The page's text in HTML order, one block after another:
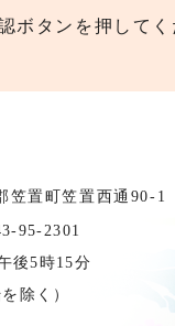
ボタンを押して
置町笠置西通90-1
95-2301
後5時15分
除く）